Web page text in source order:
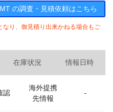
の調査・見積依頼はこちら
り、御見積り出来かねる場合もご
在庫状況 情報日時
認
海外提携
先情報
-